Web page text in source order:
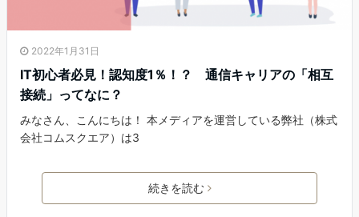
2022年1月31日
IT初心者必見！認知度1％！？ 通信キャリアの「相互
接続」ってなに？
みなさん、こんにちは！ 本メディアを運営している弊社（株式
会社コムスクエア）は3
続きを読む